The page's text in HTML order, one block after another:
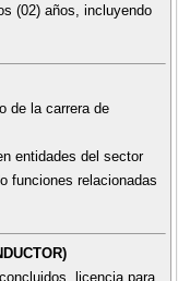
(02) años, incluyendo
de la carrera de
entidades del sector
funciones relacionadas
licencia para